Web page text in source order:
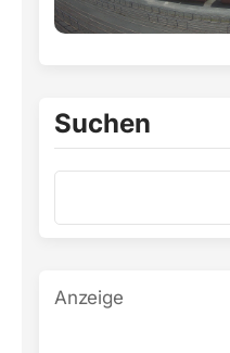
Suchen
Anzeige